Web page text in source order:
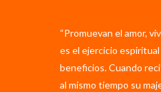
“Promuevan el amor,
es el ejercicio
beneficios. Cuando
al mismo tiempo su